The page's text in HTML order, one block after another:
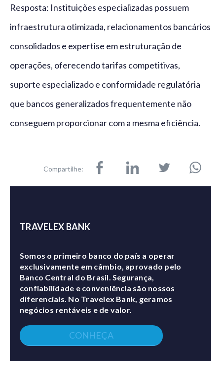
Resposta: Instituições especializadas possuem
infraestrutura otimizada, relacionamentos bancários
consolidados e expertise em estruturação de
operações, oferecendo tarifas competitivas,
suporte especializado e conformidade regulatória
que bancos generalizados frequentemente não
conseguem proporcionar com a mesma eficiência.
Compartilhe:
TRAVELEX BANK
Somos o primeiro banco do país a operar
exclusivamente em câmbio, aprovado pelo
Banco Central do Brasil. Segurança,
confiabilidade e conveniência são nossos
diferenciais. No Travelex Bank, geramos
negócios rentáveis e de valor.
CONHEÇA